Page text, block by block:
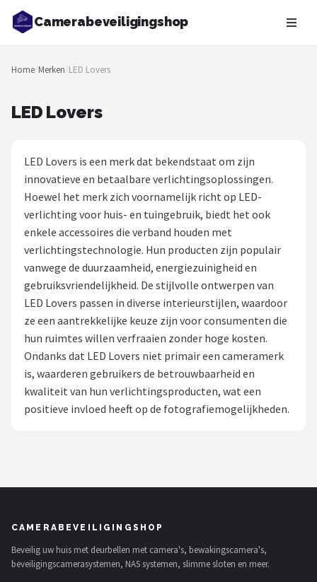
Camerabeveiligingshop
Zoeken
NAVIGATIE
Blog
Beveiligingscamera's
Camera Deurbellen
NAS
Shop
Eufy
Home-Locking
TP-Link
Foscam
Home/Merken/LED Lovers
LED Lovers
LED Lovers is een merk dat bekendstaat om zijn
innovatieve en betaalbare verlichtingsoplossingen.
Hoewel het merk zich voornamelijk richt op LED-
verlichting voor huis- en tuingebruik, biedt het ook
enkele accessoires die verband houden met
verlichtingstechnologie. Hun producten zijn populair
vanwege de duurzaamheid, energiezuinigheid en
gebruiksvriendelijkheid. De stijlvolle ontwerpen van
LED Lovers passen in diverse interieurstijlen, waardoor
ze een aantrekkelijke keuze zijn voor consumenten die
hun ruimtes willen verfraaien zonder hoge kosten.
Ondanks dat LED Lovers niet primair een cameramerk
is, waarderen gebruikers de betrouwbaarheid en
kwaliteit van hun verlichtingsproducten, wat een
positieve invloed heeft op de fotografiemogelijkheden.
CAMERABEVEILIGINGSHOP
Beveilig uw huis met deurbellen met camera's, bewakingscamera's,
beveiligingscamerasystemen, NAS systemen, slimme sloten en meer.